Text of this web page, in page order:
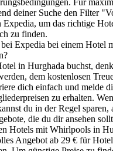
Für
deiner Suche den Filter
um das richtige
zu finden.
Expedia bei einem Hotel
in Hurghada buchst,
dem kostenlosen
dich einfach und melde
zu erhalten.
du in der Regel sparen,
die du dir ansehen
Hotels mit Whirlpools in
Angebot ab 29 € für